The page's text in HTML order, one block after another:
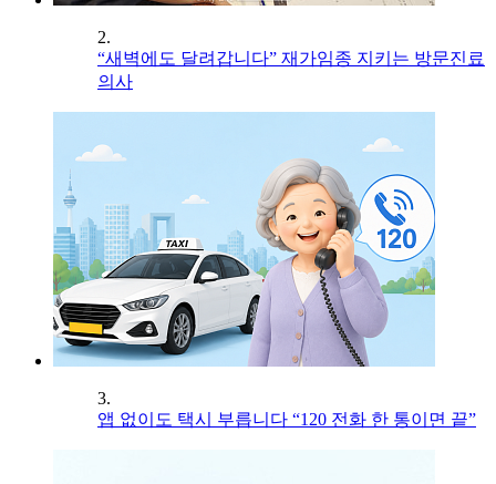
2.
“새벽에도 달려갑니다” 재가임종 지키는 방문진료
의사
3.
앱 없이도 택시 부릅니다 “120 전화 한 통이면 끝”